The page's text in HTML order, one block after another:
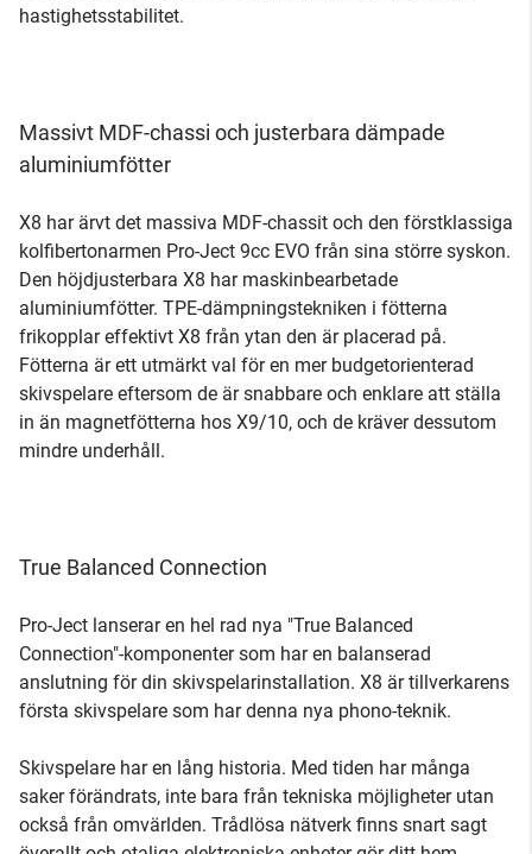
hastighetsstabilitet.
Massivt MDF-chassi och justerbara dämpade
aluminiumfötter
X8 har ärvt det massiva MDF-chassit och den förstklassiga
kolfibertonarmen Pro-Ject 9cc EVO från sina större syskon.
Den höjdjusterbara X8 har maskinbearbetade
aluminiumfötter. TPE-dämpningstekniken i fötterna
frikopplar effektivt X8 från ytan den är placerad på.
Fötterna är ett utmärkt val för en mer budgetorienterad
skivspelare eftersom de är snabbare och enklare att ställa
in än magnetfötterna hos X9/10, och de kräver dessutom
mindre underhåll.
True Balanced Connection
Pro-Ject lanserar en hel rad nya "True Balanced
Connection"-komponenter som har en balanserad
anslutning för din skivspelarinstallation. X8 är tillverkarens
första skivspelare som har denna nya phono-teknik.
Skivspelare har en lång historia. Med tiden har många
saker förändrats, inte bara från tekniska möjligheter utan
också från omvärlden. Trådlösa nätverk finns snart sagt